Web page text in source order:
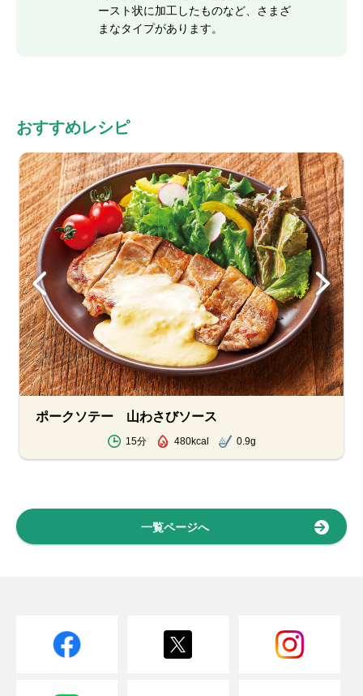
ースト状に加工したものなど、さまざ
まなタイプがあります。
おすすめレシピ
ポークソテー 山わさびソース
15分 480kcal 0.9g
一覧ページへ